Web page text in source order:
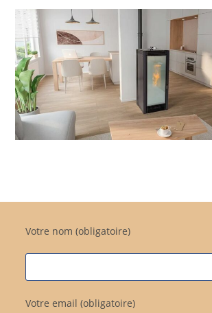
Votre nom (obligatoire)
Votre email (obligatoire)